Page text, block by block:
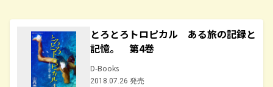
とろとろトロピカル ある旅の記録と
記憶。 第4巻
D-Books
2018.07.26 発売